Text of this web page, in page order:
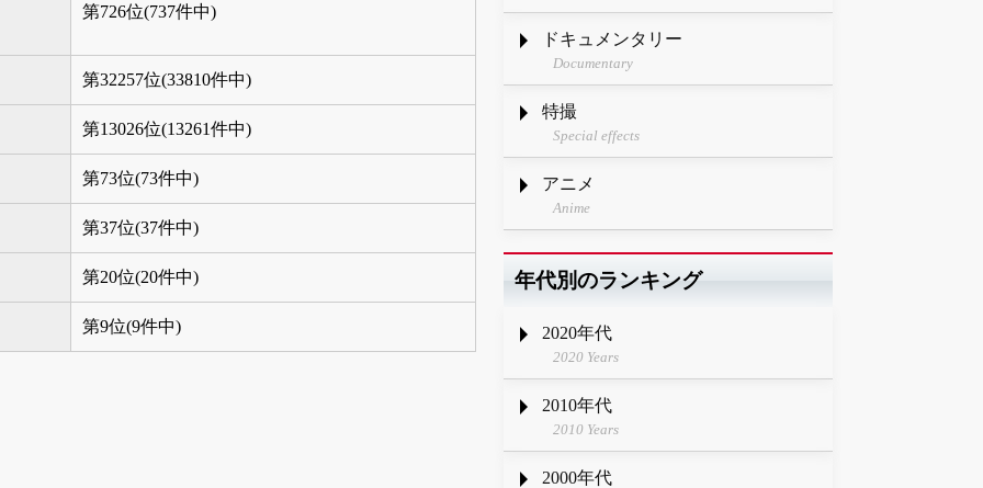
第726位(737件中)
第32257位(33810件中)
第13026位(13261件中)
第73位(73件中)
第37位(37件中)
第20位(20件中)
第9位(9件中)
ドキュメンタリー
Documentary
特撮
Special effects
アニメ
Anime
年代別のランキング
2020年代
2020 Years
2010年代
2010 Years
2000年代